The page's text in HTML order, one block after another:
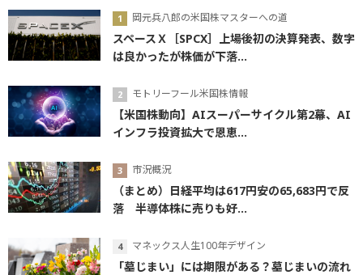
岡元兵八郎の米国株マスターへの道
スペースＸ［SPCX］上場後初の決算発表、数字
は良かったが株価が下落...
モトリーフール米国株情報
【米国株動向】AIスーパーサイクル第2幕、AI
インフラ投資拡大で恩恵...
市況概況
（まとめ）日経平均は617円安の65,683円で反
落 半導体株に売りも好...
マネックス人生100年デザイン
「墓じまい」には期限がある？墓じまいの流れ